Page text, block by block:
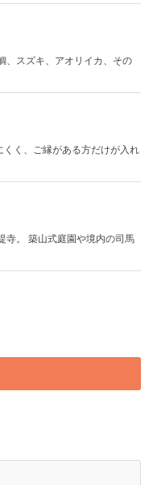
、スズキ、アオリイカ、その
く、ご縁がある方だけが入れ
寺。 築山式庭園や境内の司馬